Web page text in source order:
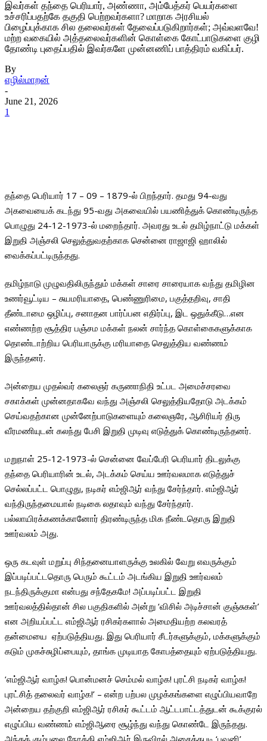
இவர்கள் தந்தை பெரியார், அண்ணா, அம்பேத்கர் பெயர்களை
உச்சரிப்பதற்கே தகுதி பெற்றவர்களா? மாறாக அரசியல்
பிழைப்புக்காக சில தலைவர்கள் தேவைப்படுகிறார்கள்; அவ்வளவே!
மற்ற வகையில் அத்தலைவர்களின் கொள்கை கோட்பாடுகளை குழி
தோண்டி புதைப்பதில் இவர்களே முன்னணிப் பாத்திரம் வகிப்பர்.
By
எழில்மாறன்
-
June 21, 2026
1
தந்தை பெரியார் 17 – 09 – 1879-ல் பிறந்தார். தமது 94-வது
அகவையைக் கடந்து 95-வது அகவையில் பயணித்துக் கொண்டிருந்த
பொழுது 24-12-1973-ல் மறைந்தார். அவரது உடல் தமிழ்நாட்டு மக்கள்
இறுதி அஞ்சலி செலுத்துவதற்காக சென்னை ராஜாஜி ஹாலில்
வைக்கப்பட்டிருந்தது.
தமிழ்நாடு முழுவதிலிருந்தும் மக்கள் சாரை சாரையாக வந்து தமிழின
உணர்வூட்டிய – சுயமரியாதை, பெண்ணுரிமை, பகுத்தறிவு, சாதி
தீண்டாமை ஒழிப்பு, சனாதன பார்ப்பன எதிர்ப்பு, இட ஒதுக்கீடு…என
எண்ணற்ற சூத்திர பஞ்சம மக்கள் நலன் சார்ந்த கொள்கைகளுக்காக
தொண்டாற்றிய பெரியாருக்கு மரியாதை செலுத்திய வண்ணம்
இருந்தனர்.
அன்றைய முதல்வர் கலைஞர் கருணாநிதி உட்பட அமைச்சரவை
சகாக்கள் முன்னதாகவே வந்து அஞ்சலி செலுத்தியதோடு அடக்கம்
செய்வதற்கான முன்னேற்பாடுகளையும் கலைஞரே, ஆசிரியர் திரு
வீரமணியுடன் கலந்து பேசி இறுதி முடிவு எடுத்துக் கொண்டிருந்தனர்.
மறுநாள் 25-12-1973-ல் சென்னை வேப்பேரி பெரியார் திடலுக்கு
தந்தை பெரியாரின் உடல், அடக்கம் செய்ய ஊர்வலமாக எடுத்துச்
செல்லப்பட்ட பொழுது, நடிகர் எம்ஜிஆர் வந்து சேர்ந்தார். எம்ஜிஆர்
வந்திருந்தமையால் நடிகை லதாவும் வந்து சேர்ந்தார்.
பல்லாயிரக்கணக்கானோர் திரண்டிருந்த மிக நீண்டதொரு இறுதி
ஊர்வலம் அது.
ஒரு கடவுள் மறுப்பு சிந்தனையாளருக்கு உலகில் வேறு எவருக்கும்
இப்படிப்பட்டதொரு பெரும் கூட்டம் அடங்கிய இறுதி ஊர்வலம்
நடந்திருக்குமா என்பது சந்தேகமே! அப்படிப்பட்ட இறுதி
ஊர்வலத்தில்தான் சில பகுதிகளில் அன்று ‘விசில் அடிச்சான் குஞ்சுகள்’
என அறியப்பட்ட எம்ஜிஆர் ரசிகர்களால் அமைதியற்ற கலவரத்
தன்மையை ஏற்படுத்தியது. இது பெரியார் சீடர்களுக்கும், மக்களுக்கும்
கடும் முகச்சுழிப்பையும், தாங்க முடியாத கோபத்தையும் ஏற்படுத்தியது.
‘எம்ஜிஆர் வாழ்க! பொன்மனச் செம்மல் வாழ்க! புரட்சி நடிகர் வாழ்க!
புரட்சித் தலைவர் வாழ்க!’ – என்ற பற்பல முழக்கங்களை எழுப்பியவாறே
அன்றைய தற்குறி எம்ஜிஆர் ரசிகர் கூட்டம் ஆட்டபாட்டத்துடன் கூக்குரல்
எழுப்பிய வண்ணம் எம்ஜிஆரை சூழ்ந்து வந்து கொண்டே இருந்தது.